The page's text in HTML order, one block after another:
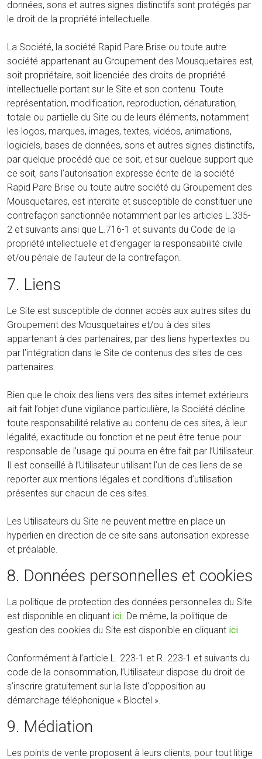
données, sons et autres signes distinctifs sont protégés par
le droit de la propriété intellectuelle.
La Société, la société Rapid Pare Brise ou toute autre
société appartenant au Groupement des Mousquetaires est,
soit propriétaire, soit licenciée des droits de propriété
intellectuelle portant sur le Site et son contenu. Toute
représentation, modification, reproduction, dénaturation,
totale ou partielle du Site ou de leurs éléments, notamment
les logos, marques, images, textes, vidéos, animations,
logiciels, bases de données, sons et autres signes distinctifs,
par quelque procédé que ce soit, et sur quelque support que
ce soit, sans l’autorisation expresse écrite de la société
Rapid Pare Brise ou toute autre société du Groupement des
Mousquetaires, est interdite et susceptible de constituer une
contrefaçon sanctionnée notamment par les articles L.335-
2 et suivants ainsi que L.716-1 et suivants du Code de la
propriété intellectuelle et d’engager la responsabilité civile
et/ou pénale de l'auteur de la contrefaçon.
7. Liens
Le Site est susceptible de donner accès aux autres sites du
Groupement des Mousquetaires et/ou à des sites
appartenant à des partenaires, par des liens hypertextes ou
par l’intégration dans le Site de contenus des sites de ces
partenaires.
Bien que le choix des liens vers des sites internet extérieurs
ait fait l’objet d’une vigilance particulière, la Société décline
toute responsabilité relative au contenu de ces sites, à leur
légalité, exactitude ou fonction et ne peut être tenue pour
responsable de l’usage qui pourra en être fait par l’Utilisateur.
Il est conseillé à l’Utilisateur utilisant l’un de ces liens de se
reporter aux mentions légales et conditions d’utilisation
présentes sur chacun de ces sites.
Les Utilisateurs du Site ne peuvent mettre en place un
hyperlien en direction de ce site sans autorisation expresse
et préalable.
8. Données personnelles et cookies
La politique de protection des données personnelles du Site
est disponible en cliquant ici . De même, la politique de
gestion des cookies du Site est disponible en cliquant ici
Conformément à l’article L. 223-1 et R. 223-1 et suivants du
code de la consommation, l’Utilisateur dispose du droit de
s’inscrire gratuitement sur la liste d'opposition au
démarchage téléphonique « Bloctel ».
9. Médiation
Les points de vente proposent à leurs clients, pour tout litige